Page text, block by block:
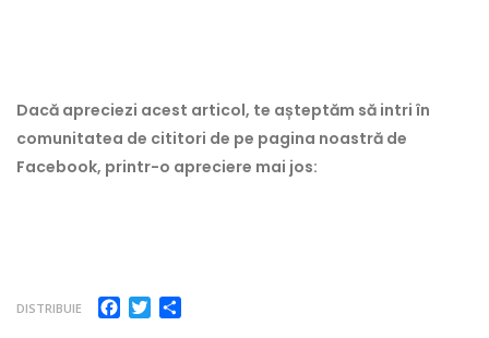
Dacă apreciezi acest articol, te așteptăm să intri în
comunitatea de cititori de pe pagina noastră de
Facebook, printr-o apreciere mai jos:
DISTRIBUIE Facebook
Twitter